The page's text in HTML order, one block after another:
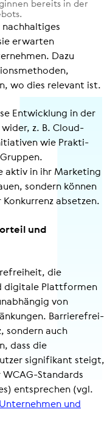
bereits in der
nachhaltiges
erwarten
Dazu
wo dies relevant ist.
Entwicklung in der
z. B. Cloud-
wie Prak­ti­
aktiv in ihr Marketing
sondern können
absetzen.
und
die
digitale Plattformen
von
Barrie­re­frei­
sondern auch
dass die
signifikant steigt,
Standards
entsprechen (vgl.
und